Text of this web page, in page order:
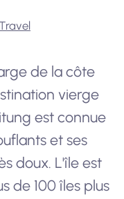
de la côte
vierge
est connue
et ses
doux. L'île est
de 100 îles plus